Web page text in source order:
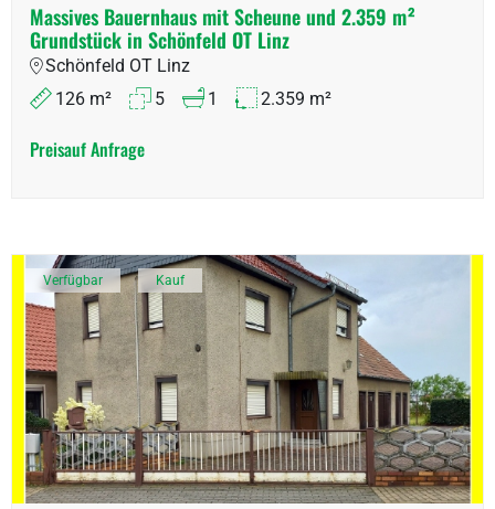
Massives Bauernhaus mit Scheune und 2.359 m²
Grundstück in Schönfeld OT Linz
Schönfeld OT Linz
126 m²
5 1 2.359 m²
Preisauf Anfrage
Verfügbar Kauf